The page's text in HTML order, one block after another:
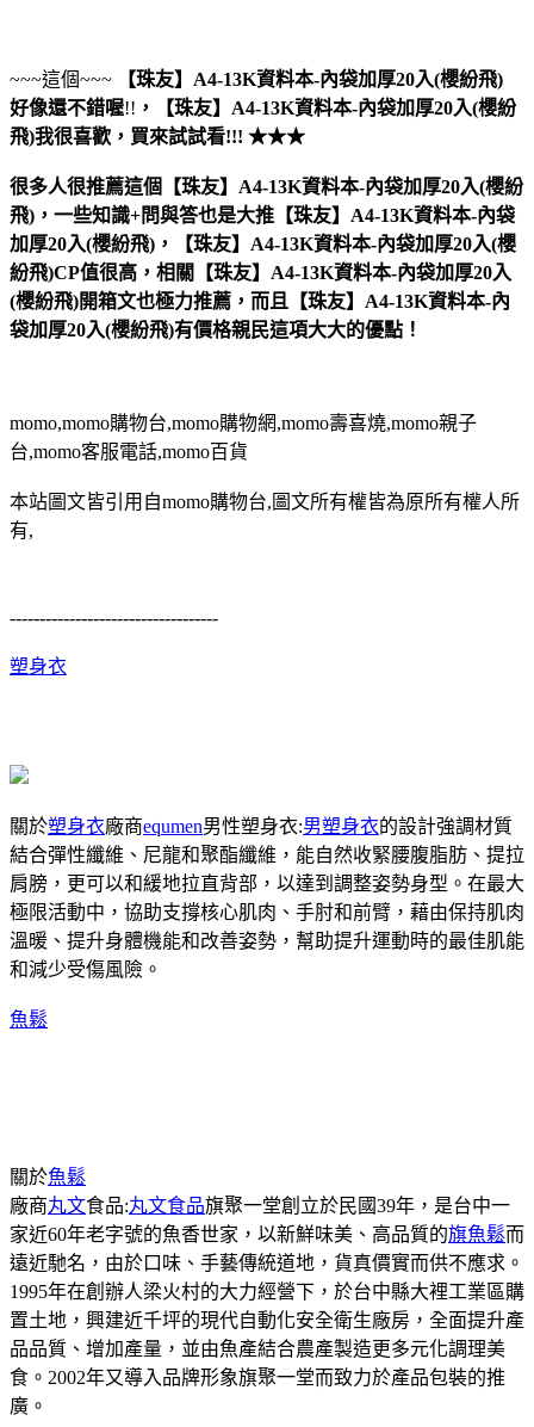
~~~這個~~~
【珠友】A4-13K資料本-內袋加厚20入(櫻紛飛)
好像還不錯喔!! ，
【珠友】A4-13K資料本-內袋加厚20入(櫻紛
飛)我很喜歡，買來試試看!!! ★★★
很多人很推薦這個【珠友】A4-13K資料本-內袋加厚20入(櫻紛
飛)，一些知識+問與答也是大推【珠友】A4-13K資料本-內袋
加厚20入(櫻紛飛)，【珠友】A4-13K資料本-內袋加厚20入(櫻
紛飛)CP值很高，相關【珠友】A4-13K資料本-內袋加厚20入
(櫻紛飛)開箱文也極力推薦，而且【珠友】A4-13K資料本-內
袋加厚20入(櫻紛飛)有價格親民這項大大的優點！
momo,momo購物台,momo購物網,momo壽喜燒,momo親子
台,momo客服電話,momo百貨
本站圖文皆引用自momo購物台,圖文所有權皆為原所有權人所
有,
-----------------------------------
塑身衣
關於塑身衣廠商equmen男性塑身衣:男塑身衣的設計強調材質
結合彈性纖維、尼龍和聚酯纖維，能自然收緊腰腹脂肪、提拉
肩膀，更可以和緩地拉直背部，以達到調整姿勢身型。在最大
極限活動中，協助支撐核心肌肉、手肘和前臂，藉由保持肌肉
溫暖、提升身體機能和改善姿勢，幫助提升運動時的最佳肌能
和減少受傷風險。
魚鬆
關於魚鬆
廠商丸文食品:丸文食品旗聚一堂創立於民國39年，是台中一
家近60年老字號的魚香世家，以新鮮味美、高品質的旗魚鬆而
遠近馳名，由於口味、手藝傳統道地，貨真價實而供不應求。
1995年在創辦人梁火村的大力經營下，於台中縣大裡工業區購
置土地，興建近千坪的現代自動化安全衛生廠房，全面提升產
品品質、增加產量，並由魚產結合農產製造更多元化調理美
食。2002年又導入品牌形象旗聚一堂而致力於產品包裝的推
廣。